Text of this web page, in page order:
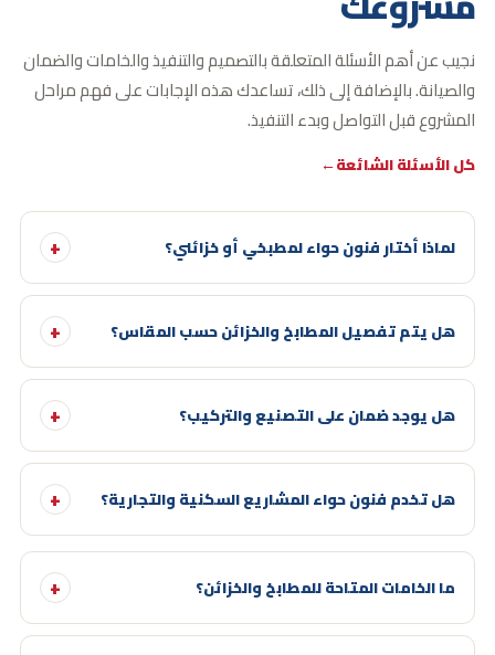
نجيب عن أهم الأسئلة المتعلقة بالتصميم والتنفيذ والخامات والضمان
والصيانة.بالإضافة إلى ذلك، تساعدك هذه الإجابات على فهم مراحل
المشروع قبل التواصل وبدء التنفيذ.
كل الأسئلة الشائعة
لماذا أختار فنون حواء لمطبخي أو خزائني؟
هل يتم تفصيل المطابخ والخزائن حسب المقاس؟
هل يوجد ضمان على التصنيع والتركيب؟
هل تخدم فنون حواء المشاريع السكنية والتجارية؟
ما الخامات المتاحة للمطابخ والخزائن؟